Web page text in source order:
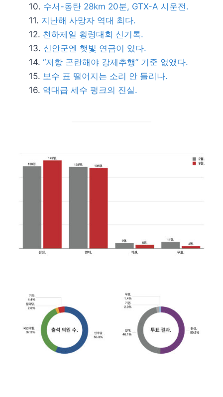
수서-동탄 28km 20분, GTX-A 시운전.
지난해 사망자 역대 최다.
천하제일 횡령대회 신기록.
신안군엔 햇빛 연금이 있다.
“저항 곤란해야 강제추행” 기준 없앴다.
보수 표 떨어지는 소리 안 들리나.
역대급 세수 펑크의 진실.